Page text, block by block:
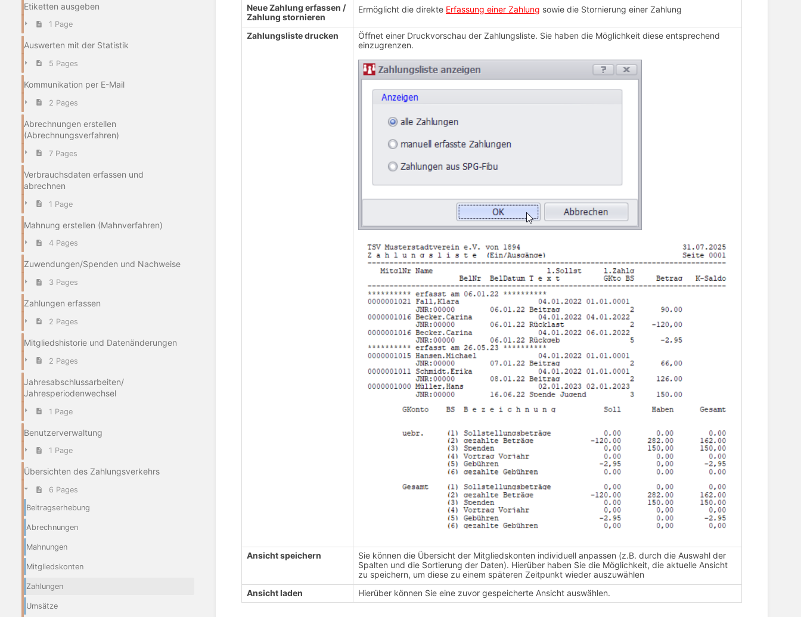
Etiketten ausgeben
1 Page
Auswerten mit der Statistik
5 Pages
Kommunikation per E-Mail
2 Pages
Abrechnungen erstellen
(Abrechnungsverfahren)
7 Pages
Verbrauchsdaten erfassen und
abrechnen
1 Page
Mahnung erstellen (Mahnverfahren)
4 Pages
Zuwendungen/Spenden und Nachweise
3 Pages
Zahlungen erfassen
2 Pages
Mitgliedshistorie und Datenänderungen
2 Pages
Jahresabschlussarbeiten/
Jahresperiodenwechsel
1 Page
Benutzerverwaltung
1 Page
Übersichten des Zahlungsverkehrs
6 Pages
Beitragserhebung
Abrechnungen
Mahnungen
Mitgliedskonten
Zahlungen
Umsätze
Neue Zahlung erfassen /
Zahlung stornieren
Ermöglicht die direkte Erfassung einer Zahlung sowie die Stornierung einer Zahlung
Zahlungsliste drucken
Öffnet einer Druckvorschau der Zahlungsliste. Sie haben die Möglichkeit diese entsprechend
einzugrenzen.
Ansicht speichern
Sie können die Übersicht der Mitgliedskonten individuell anpassen (z.B. durch die Auswahl der
Spalten und die Sortierung der Daten). Hierüber haben Sie die Möglichkeit, die aktuelle Ansicht
zu speichern, um diese zu einem späteren Zeitpunkt wieder auszuwählen
Ansicht laden
Hierüber können Sie eine zuvor gespeicherte Ansicht auswählen.